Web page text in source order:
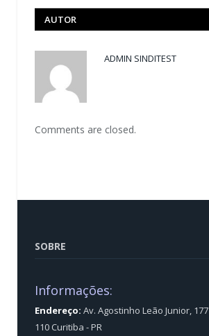
AUTOR
ADMIN SINDITEST
Comments are closed.
SOBRE
Informações:
Endereço: Av. Agostinho Leão Junior,
110 Curitiba - PR